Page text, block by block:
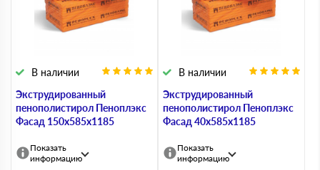
Экструдированный
пенополистирол Пеноплэкс
Фасад 150х585х1185
В наличии
Показать
информацию
Экструдированный
пенополистирол Пеноплэкс
Фасад 40х585х1185
В наличии
Показать
информацию